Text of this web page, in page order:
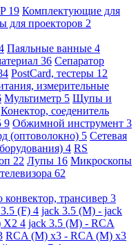
19 Комплектующие для
для проекторов 2
Паяльные ванные 4
36 Сепаратор
PostCard, тестеры 12
измерительные
Мультиметр 5 Щупы и
Конектор, соеденитель
9 Обжимной инструмент 3
(оптоволокно) 5 Сетевая
4 RS
22 Лупы 16 Микроскопы
62
конвектор, трансивер 3
(F) 4 jack 3.5 (M) - jack
X2 4 jack 3.5 (M) - RCA
RCA (M) x3 - RCA (M) x3